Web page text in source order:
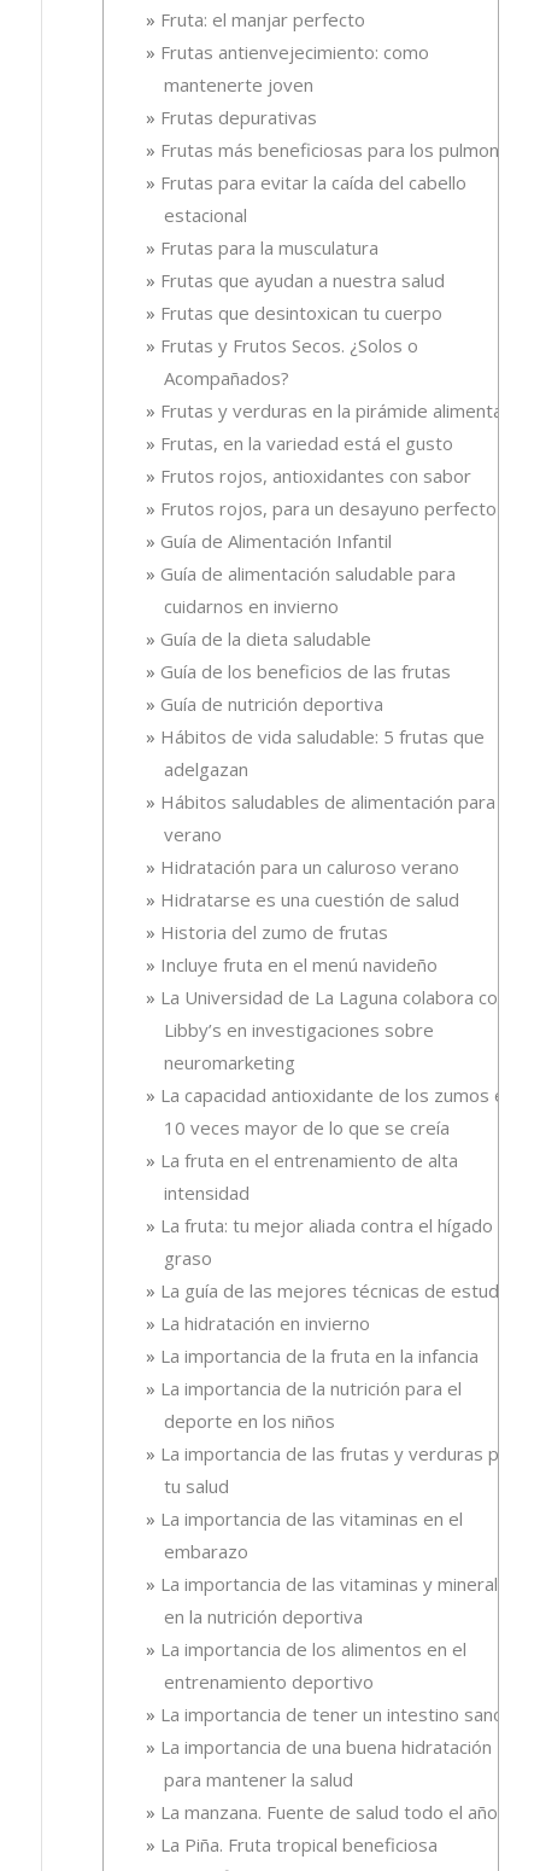
Fruta: el manjar perfecto
Frutas antienvejecimiento: como
mantenerte joven
Frutas depurativas
Frutas más beneficiosas para los pulmones
Frutas para evitar la caída del cabello
estacional
Frutas para la musculatura
Frutas que ayudan a nuestra salud
Frutas que desintoxican tu cuerpo
Frutas y Frutos Secos. ¿Solos o
Acompañados?
Frutas y verduras en la pirámide alimentaria
Frutas, en la variedad está el gusto
Frutos rojos, antioxidantes con sabor
Frutos rojos, para un desayuno perfecto
Guía de Alimentación Infantil
Guía de alimentación saludable para
cuidarnos en invierno
Guía de la dieta saludable
Guía de los beneficios de las frutas
Guía de nutrición deportiva
Hábitos de vida saludable: 5 frutas que
adelgazan
Hábitos saludables de alimentación para el
verano
Hidratación para un caluroso verano
Hidratarse es una cuestión de salud
Historia del zumo de frutas
Incluye fruta en el menú navideño
La Universidad de La Laguna colabora con
Libby’s en investigaciones sobre
neuromarketing
La capacidad antioxidante de los zumos es
10 veces mayor de lo que se creía
La fruta en el entrenamiento de alta
intensidad
La fruta: tu mejor aliada contra el hígado
graso
La guía de las mejores técnicas de estudio
La hidratación en invierno
La importancia de la fruta en la infancia
La importancia de la nutrición para el
deporte en los niños
La importancia de las frutas y verduras para
tu salud
La importancia de las vitaminas en el
embarazo
La importancia de las vitaminas y minerales
en la nutrición deportiva
La importancia de los alimentos en el
entrenamiento deportivo
La importancia de tener un intestino sano
La importancia de una buena hidratación
para mantener la salud
La manzana. Fuente de salud todo el año
La Piña. Fruta tropical beneficiosa